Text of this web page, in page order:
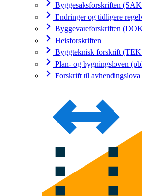
Byggesaksforskriften
Endringer og tidligere
Byggevareforskriften
Heisforskriften
Byggteknisk forskrift
Plan- og bygningsloven
Forskrift til